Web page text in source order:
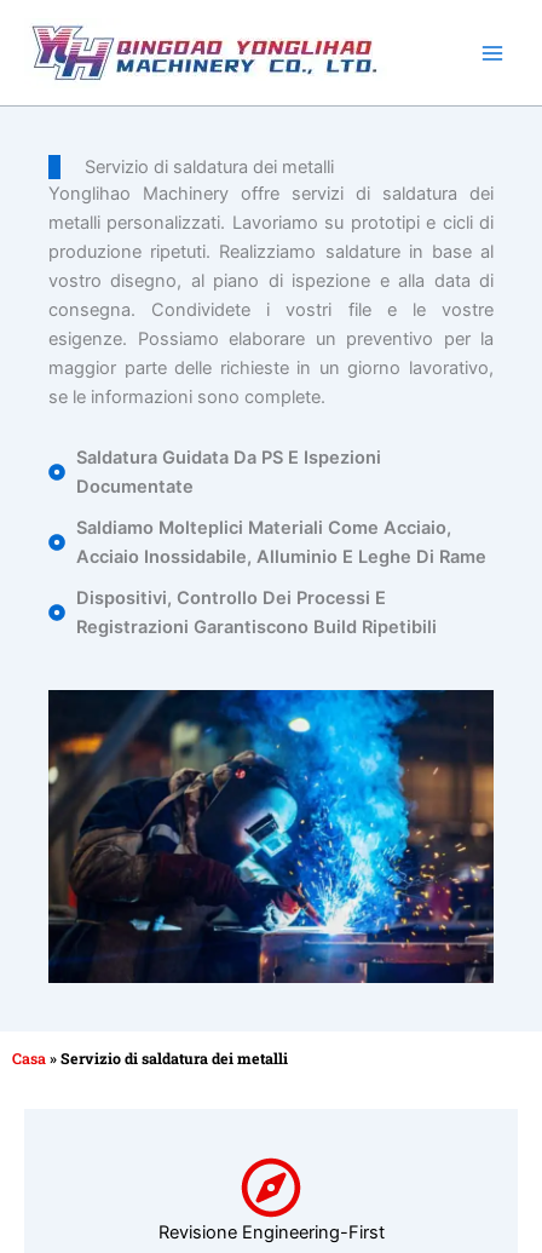
contenuto
Servizio di saldatura dei metalli
Yonglihao Machinery offre servizi di saldatura dei
metalli personalizzati. Lavoriamo su prototipi e cicli di
produzione ripetuti. Realizziamo saldature in base al
vostro disegno, al piano di ispezione e alla data di
consegna. Condividete i vostri file e le vostre
esigenze. Possiamo elaborare un preventivo per la
maggior parte delle richieste in un giorno lavorativo,
se le informazioni sono complete.
Saldatura Guidata Da PS E Ispezioni
Documentate
Saldiamo Molteplici Materiali Come Acciaio,
Acciaio Inossidabile, Alluminio E Leghe Di Rame
Dispositivi, Controllo Dei Processi E
Registrazioni Garantiscono Build Ripetibili
Casa »Servizio di saldatura dei metalli
Revisione Engineering-First